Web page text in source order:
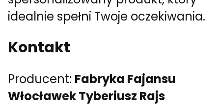
idealnie spełni Twoje oczekiwania.
Kontakt
Producent: Fabryka Fajansu
Włocławek Tyberiusz Rajs